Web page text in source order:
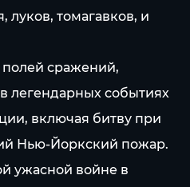
луков, томагавков, и
полей сражений,
легендарных событиях
включая битву при
Нью-Йоркский пожар.
ужасной войне в